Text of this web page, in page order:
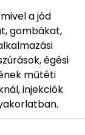
a jód
gombákat,
égési
műtéti
injekciók